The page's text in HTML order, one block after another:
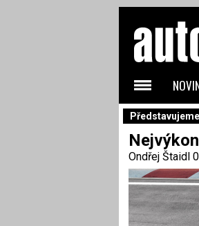
Představujeme
Ondřej Štaidl